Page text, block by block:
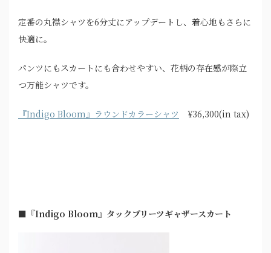
定番の丸襟シャツを6分丈にアップデートし、着心地もさらに
快適に。
パンツにもスカートにも合わせやすい、花柄の存在感が際立
つ万能シャツです。
『Indigo Bloom』ラウンドカラーシャツ ¥36,300(in tax)
■『Indigo Bloom』タックプリーツギャザースカート